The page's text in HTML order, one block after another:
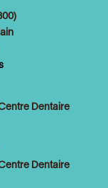
Dentaire
Dentaire